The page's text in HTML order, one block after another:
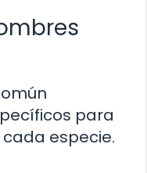
para
especie.